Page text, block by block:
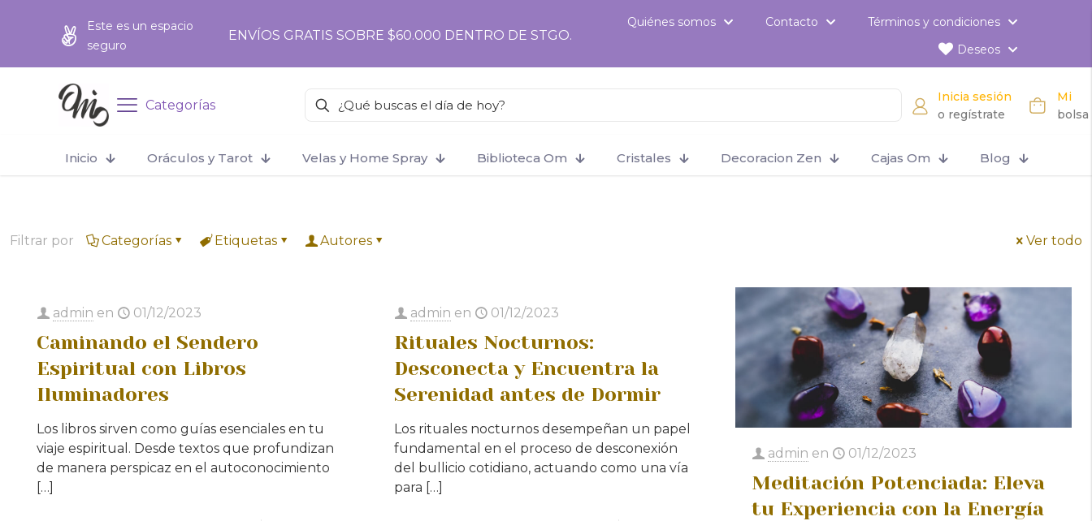
Este es un espacio
seguro
ENVÍOS GRATIS SOBRE $60.000 DENTRO DE STGO.
Quiénes somos Contacto
Términos y condiciones
Deseos
Categorías
Inicia sesión
o regístrate
Mi
bolsa
Inicio Oráculos y Tarot Velas y Home Spray Biblioteca Om Cristales Decoracion Zen Cajas Om Blog
Filtrar por Categorías Etiquetas Autores Ver todo
admin en 01/12/2023
Caminando el Sendero
Espiritual con Libros
Iluminadores
Los libros sirven como guías esenciales en tu
viaje espiritual. Desde textos que profundizan
de manera perspicaz en el autoconocimiento
[…]
admin en 01/12/2023
Rituales Nocturnos:
Desconecta y Encuentra la
Serenidad antes de Dormir
Los rituales nocturnos desempeñan un papel
fundamental en el proceso de desconexión
del bullicio cotidiano, actuando como una vía
para […]
admin en 01/12/2023
Meditación Potenciada: Eleva
tu Experiencia con la Energía